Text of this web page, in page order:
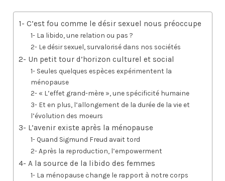
1- C’est fou comme le désir sexuel nous préoccupe
1- La libido, une relation ou pas ?
2- Le désir sexuel, survalorisé dans nos sociétés
2- Un petit tour d’horizon culturel et social
1- Seules quelques espèces expérimentent la
ménopause
2- « L’effet grand-mère », une spécificité humaine
3- Et en plus, l’allongement de la durée de la vie et
l’évolution des moeurs
3- L’avenir existe après la ménopause
1- Quand Sigmund Freud avait tord
2- Après la reproduction, l’empowerment
4- A la source de la libido des femmes
1- La ménopause change le rapport à notre corps